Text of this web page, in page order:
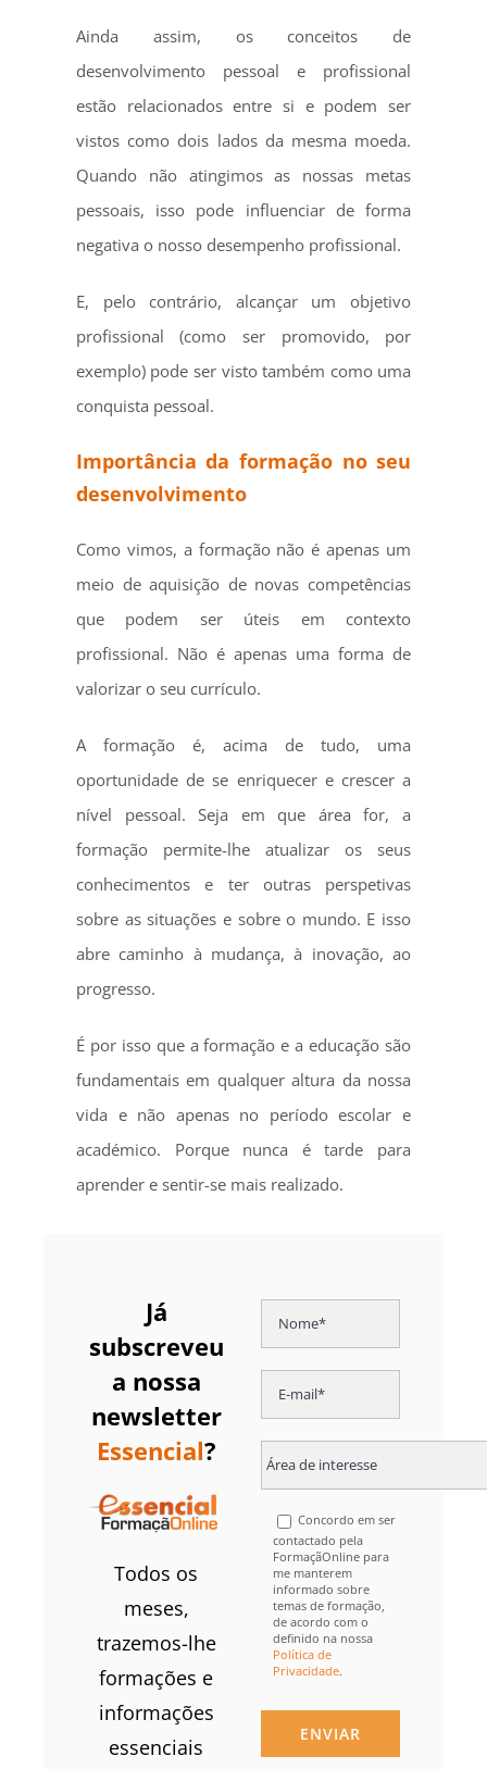
Ainda assim, os conceitos de
desenvolvimento pessoal e profissional
estão relacionados entre si e podem ser
vistos como dois lados da mesma moeda.
Quando não atingimos as nossas metas
pessoais, isso pode influenciar de forma
negativa o nosso desempenho profissional.
E, pelo contrário, alcançar um objetivo
profissional (como ser promovido, por
exemplo) pode ser visto também como uma
conquista pessoal.
Importância da formação no seu
desenvolvimento
Como vimos, a formação não é apenas um
meio de aquisição de novas competências
que podem ser úteis em contexto
profissional. Não é apenas uma forma de
valorizar o seu currículo.
A formação é, acima de tudo, uma
oportunidade de se enriquecer e crescer a
nível pessoal. Seja em que área for, a
formação permite-lhe atualizar os seus
conhecimentos e ter outras perspetivas
sobre as situações e sobre o mundo. E isso
abre caminho à mudança, à inovação, ao
progresso.
É por isso que a formação e a educação são
fundamentais em qualquer altura da nossa
vida e não apenas no período escolar e
académico. Porque nunca é tarde para
aprender e sentir-se mais realizado.
Já
subscreveu
a nossa
newsletter
Essencial?
Todos os
meses,
trazemos-lhe
formações e
informações
essenciais
Concordo em ser
contactado pela
FormaçãOnline para
me manterem
informado sobre
temas de formação,
de acordo com o
definido na nossa
Política de
Privacidade.